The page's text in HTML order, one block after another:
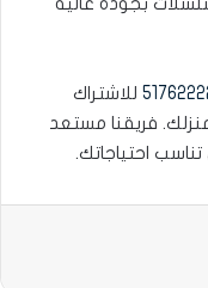
للاشتراك
فريقنا مستعد
احتياجاتك.